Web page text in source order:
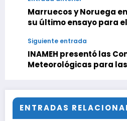
Marruecos y Noruega
su último ensayo para
Siguiente entrada
INAMEH presentó las
Meteorológicas para
ENTRADAS